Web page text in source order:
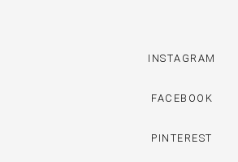
INSTAGRAM
FACEBOOK
PINTEREST